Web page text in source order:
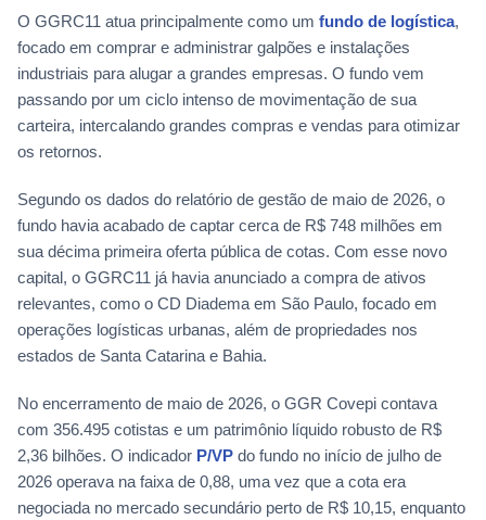
O GGRC11 atua principalmente como um fundo de logística,
focado em comprar e administrar galpões e instalações
industriais para alugar a grandes empresas. O fundo vem
passando por um ciclo intenso de movimentação de sua
carteira, intercalando grandes compras e vendas para otimizar
os retornos.
Segundo os dados do relatório de gestão de maio de 2026, o
fundo havia acabado de captar cerca de R$ 748 milhões em
sua décima primeira oferta pública de cotas. Com esse novo
capital, o GGRC11 já havia anunciado a compra de ativos
relevantes, como o CD Diadema em São Paulo, focado em
operações logísticas urbanas, além de propriedades nos
estados de Santa Catarina e Bahia.
No encerramento de maio de 2026, o GGR Covepi contava
com 356.495 cotistas e um patrimônio líquido robusto de R$
2,36 bilhões. O indicador P/VP do fundo no início de julho de
2026 operava na faixa de 0,88, uma vez que a cota era
negociada no mercado secundário perto de R$ 10,15, enquanto